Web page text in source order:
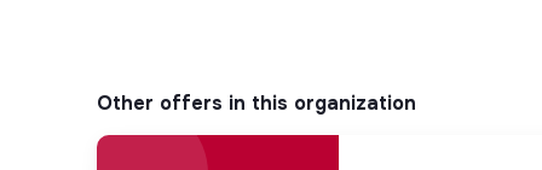
Other offers in this organization